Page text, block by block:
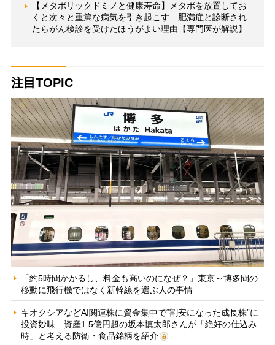
【メタボリックドミノと健康寿命】メタボを放置してお
くと次々と重篤な病気を引き起こす 肥満症と診断され
たらがん検診を受けたほうがよい理由【専門医が解説】
注目TOPIC
「約5時間かかるし、料金も高いのになぜ？」東京～博多間の
移動に飛行機ではなく新幹線を選ぶ人の事情
キオクシアなどAI関連株に資金集中で“割安になった成長株”に
投資妙味 資産1.5億円超の坂本慎太郎さんが「絶好の仕込み
時」と考える防衛・食品銘柄を紹介